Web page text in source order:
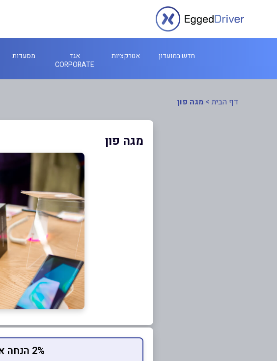
חדש במועדון אטרקציות
אגד
CORPORATE
מסעדות
דף הבית > מגה פון
מגה פון
2% הנחה אוטומטית למשלמים בכרטיס המועדון